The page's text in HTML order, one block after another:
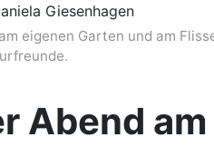
Giesenhagen
eigenen Garten und am
Abend